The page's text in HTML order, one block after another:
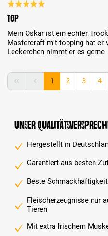
Bewertung mit 5 von 5 Sternen
Top
Mein Oskar ist ein echter
Mastercraft mit topping hat er
Leckerchen nimmt er es gerne
Seite
1 Seite
2 Seite
3 4
Unser
Hergestellt in
Garantiert aus besten
Beste
Fleischerzeugnisse nur
Tieren
Mit extra frischem